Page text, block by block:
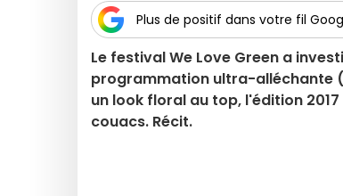
Plus de positif dans votre fil
Le festival We Love Green a
programmation ultra-alléchante
un look floral au top, l'édition
couacs. Récit.